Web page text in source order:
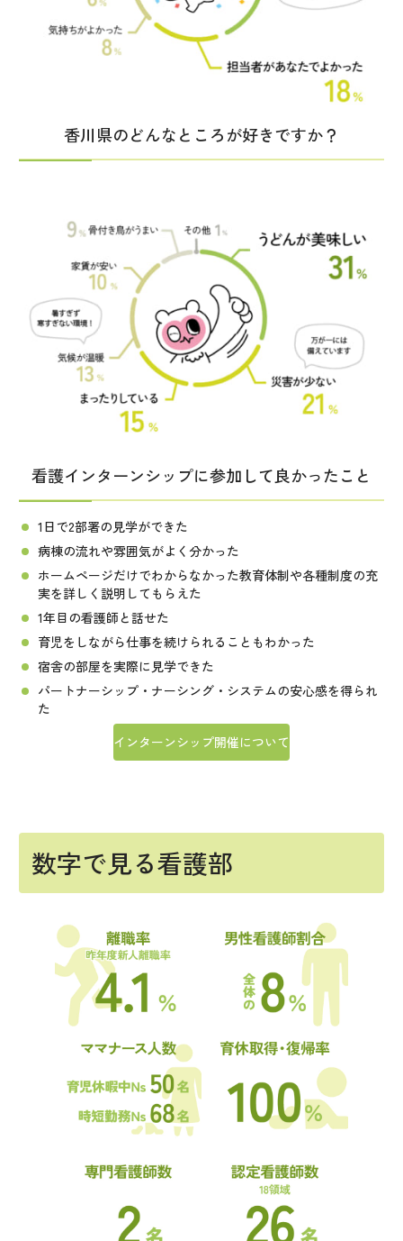
香川県のどんなところが好きですか？
看護インターンシップに参加して良かったこと
1日で2部署の見学ができた
病棟の流れや雰囲気がよく分かった
ホームページだけでわからなかった教育体制や各種制度の充
実を詳しく説明してもらえた
1年目の看護師と話せた
育児をしながら仕事を続けられることもわかった
宿舎の部屋を実際に見学できた
パートナーシップ・ナーシング・システムの安心感を得られ
た
インターンシップ開催について
数字で見る看護部